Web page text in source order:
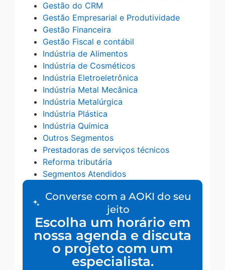
Gestão do CRM
Gestão Empresarial e Produtividade
Gestão Financeira
Gestão Fiscal e contábil
Indústria de Alimentos
Indústria de Cosméticos
Indústria Eletroeletrônica
Indústria Metal Mecânica
Indústria Metalúrgica
Indústria Plástica
Indústria Química
Outros Segmentos
Prestadoras de serviços técnicos
Reforma tributária
Segmentos Atendidos
Converse com a AOKI do seu
jeito
Escolha um horário em
nossa agenda e discuta
o projeto com um
especialista.